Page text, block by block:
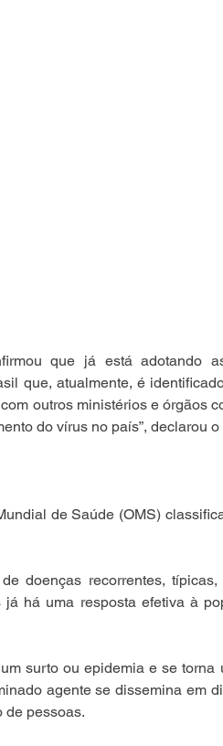
que já está adotando
que, atualmente, é
outros ministérios e órgãos
do vírus no país”, declarou o
de Saúde (OMS)
doenças recorrentes,
há uma resposta efetiva à
surto ou epidemia e se
agente se dissemina em
de pessoas.